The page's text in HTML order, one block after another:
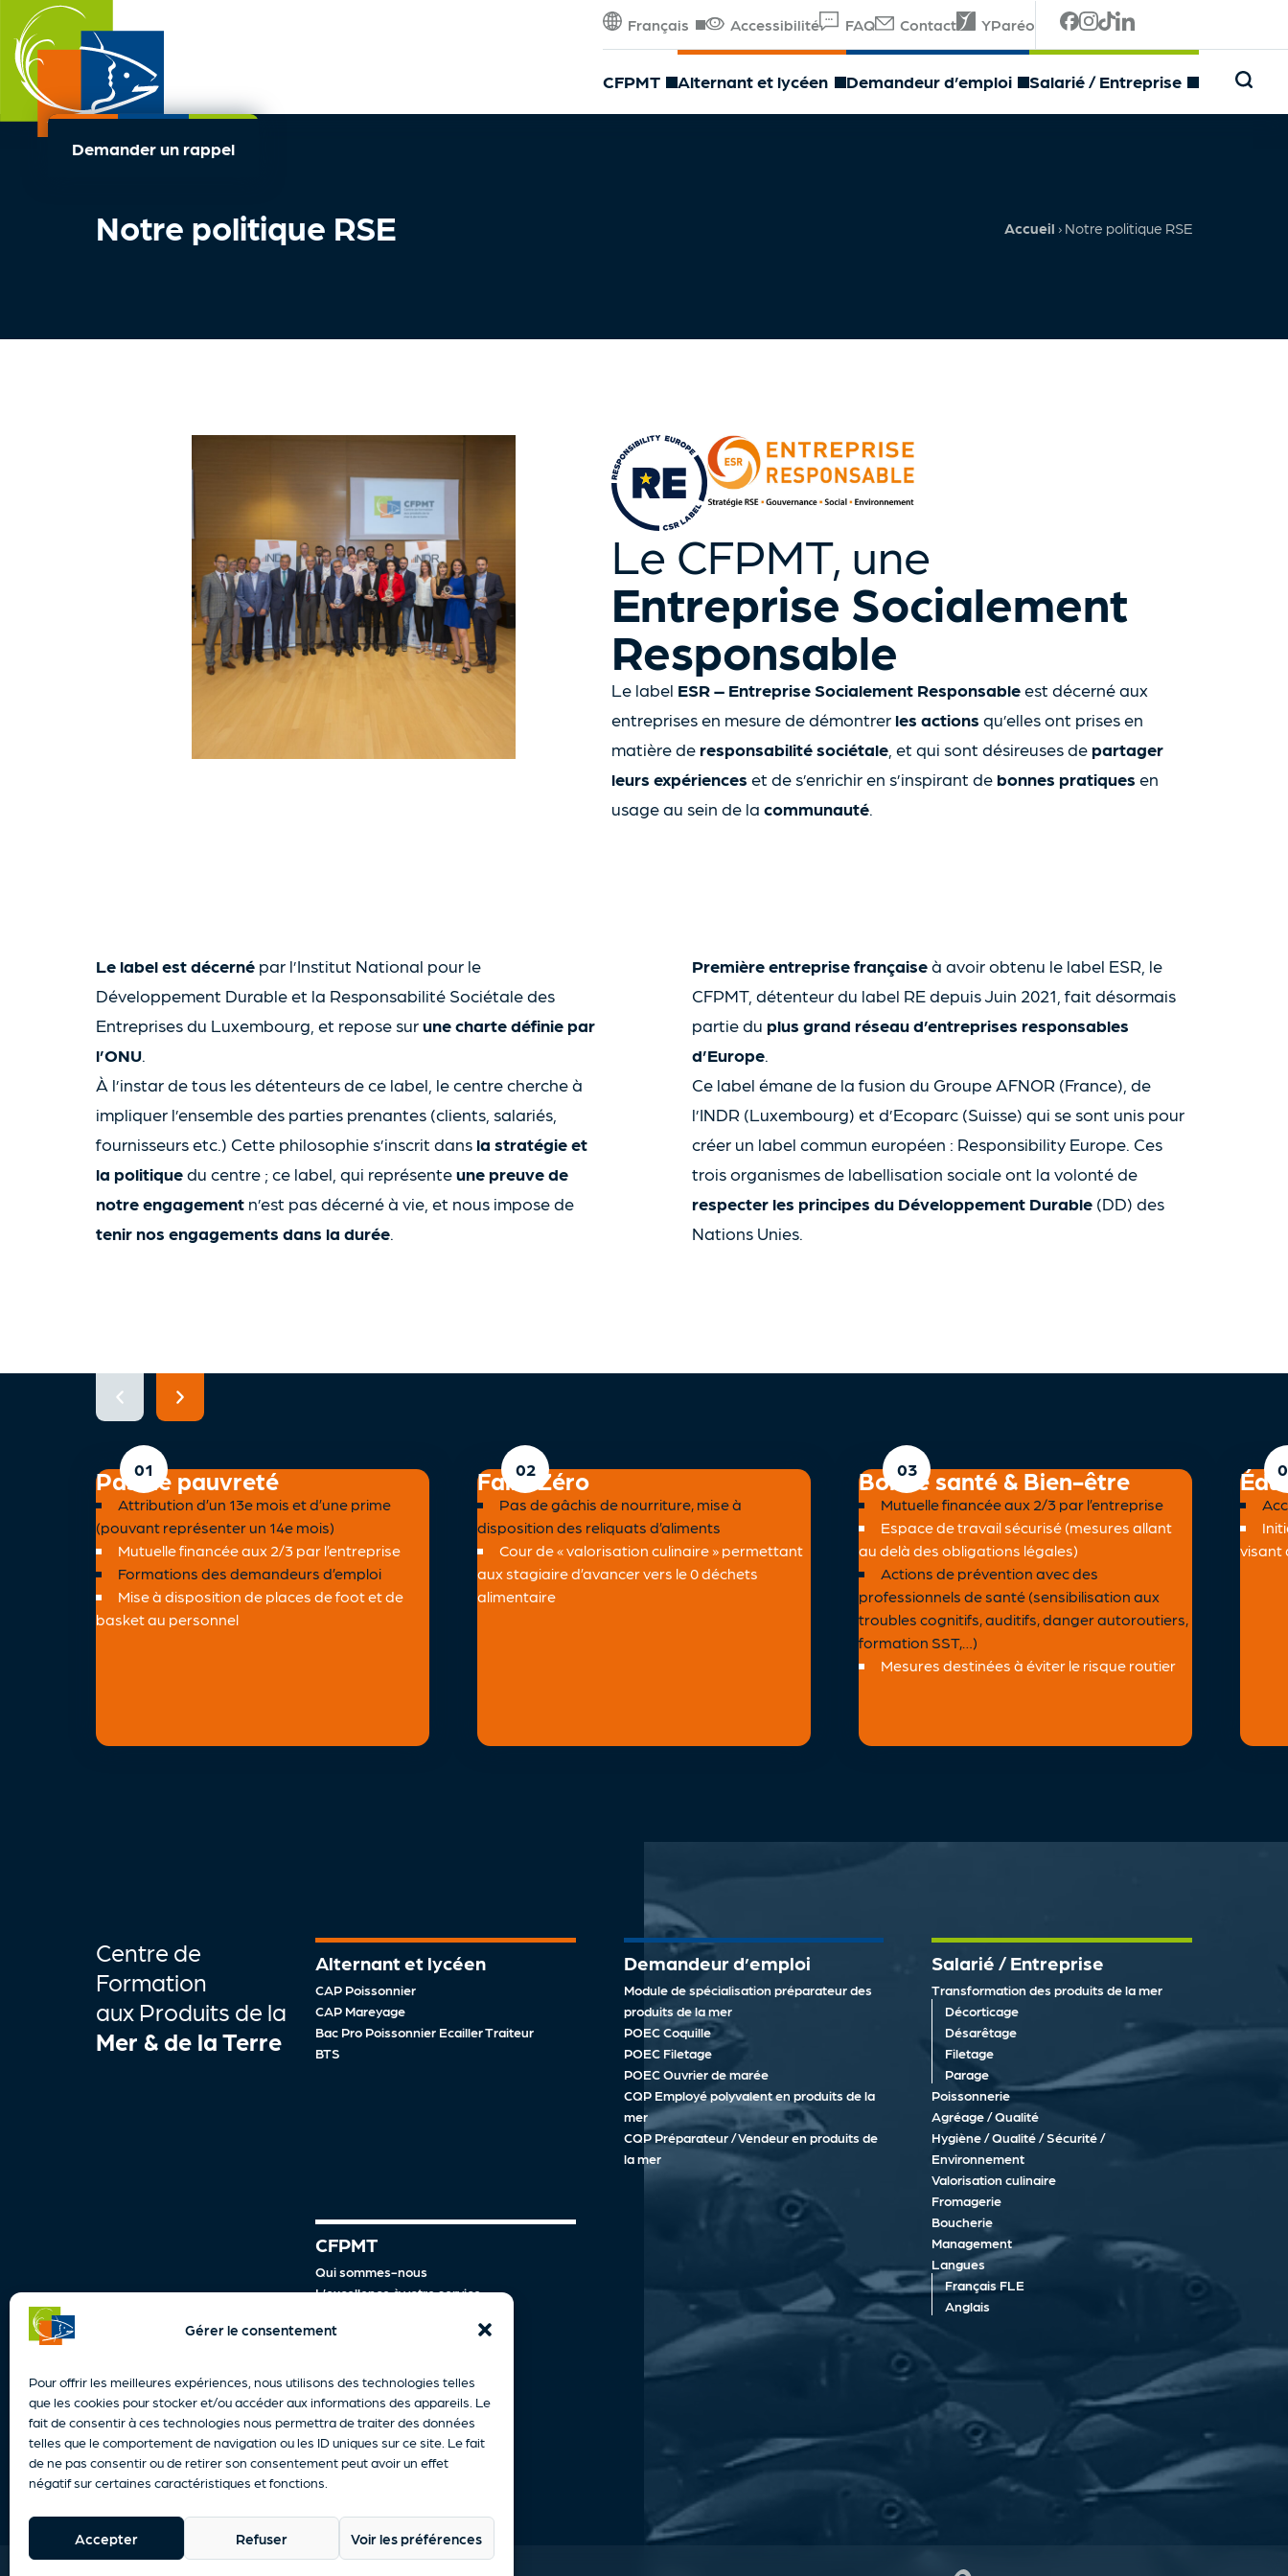
Gérer le consentement
Pour offrir les meilleures expériences, nous utilisons des technologies telles
que les cookies pour stocker et/ou accéder aux informations des appareils. Le
fait de consentir à ces technologies nous permettra de traiter des données
telles que le comportement de navigation ou les ID uniques sur ce site. Le fait
de ne pas consentir ou de retirer son consentement peut avoir un effet
négatif sur certaines caractéristiques et fonctions.
Accepter Refuser Voir les préférences
Français Accessibilité FAQ Contact YParéo
CFPMT Alternant et lycéen Demandeur d’emploi Salarié / Entreprise
Anglais
Demander un rappel
Notre politique RSE Accueil › Notre politique RSE
Le CFPMT, une
Entreprise Socialement
Responsable
Le label ESR – Entreprise Socialement Responsableest décerné aux
entreprises en mesure de démontrer les actions qu’elles ont prises en
matière de responsabilité sociétale, et qui sont désireuses de partager
leurs expériences et de s’enrichir en s’inspirant de bonnes pratiques en
usage au sein de la communauté.
Le label est décerné par l’Institut National pour le
Développement Durable et la Responsabilité Sociétale des
Entreprises du Luxembourg, et repose surune charte définie par
l’ONU
À l’instar de tous les détenteurs de ce label, le centre cherche à
impliquer l’ensemble des parties prenantes (clients, salariés,
fournisseurs etc.) Cette philosophie s’inscrit dans la stratégie et
la politiquedu centre ; ce label, qui représenteune preuve de
notre engagement n’est pas décerné à vie, et nous impose de
tenir nos engagements dans la durée
Première entreprise françaiseà avoir obtenu le label ESR, le
CFPMT, détenteur du label RE depuis Juin 2021, fait désormais
partie du plus grand réseau d’entreprises responsables
d’Europe
Ce label émane de la fusion du Groupe AFNOR (France), de
l’INDR (Luxembourg) et d’Ecoparc (Suisse) qui se sont unis pour
créer un label commun européen : Responsibility Europe. Ces
trois organismes de labellisation sociale ont la volonté de
respecter les principes du Développement Durable (DD) des
Nations Unies.
Pas de pauvreté
Attribution d’un 13e mois et d’une prime
(pouvant représenter un 14e mois)
Mutuelle financée aux 2/3 par l’entreprise
Formations des demandeurs d’emploi
Mise à disposition de places de foot et de
basket au personnel
Faim Zéro
Pas de gâchis de nourriture, mise à
disposition des reliquats d’aliments
Cour de « valorisation culinaire » permettant
aux stagiaire d’avancer vers le 0 déchets
alimentaire
Bonne santé & Bien-être
Mutuelle financée aux 2/3 par l’entreprise
Espace de travail sécurisé (mesures allant
au delà des obligations légales)
Actions de prévention avec des
professionnels de santé (sensibilisation aux
troubles cognitifs, auditifs, danger autoroutiers,
formation SST,…)
Mesures destinées à éviter le risque routier
visant
Centre de
Formation
aux Produits de la
Mer & de la Terre
62200 Boulogne-sur-Mer
03 21 99 20 50
CFPMT
Qui sommes-nous
L’excellence à votre service
Notre politique RSE
Notre plaquette commerciale
Nos locaux
Accessibilité
Actualités
Alternant et lycéen
CAP Poissonnier
CAP Mareyage
Bac Pro Poissonnier Ecailler Traiteur
BTS
Demandeur d’emploi
Module de spécialisation préparateur des
produits de la mer
POEC Coquille
POEC Filetage
POEC Ouvrier de marée
CQP Employé polyvalent en produits de la
mer
CQP Préparateur / Vendeur en produits de
la mer
Salarié / Entreprise
Transformation des produits de la mer
Décorticage
Désarêtage
Filetage
Parage
Poissonnerie
Agréage / Qualité
Hygiène / Qualité / Sécurité /
Environnement
Valorisation culinaire
Fromagerie
Boucherie
Management
Langues
Français FLE
Anglais